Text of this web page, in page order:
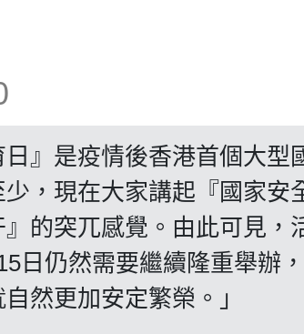
』是疫情後香港首個大型
，現在大家講起『國家安
的突兀感覺。由此可見，
日仍然需要繼續隆重舉辦
然更加安定繁榮。」